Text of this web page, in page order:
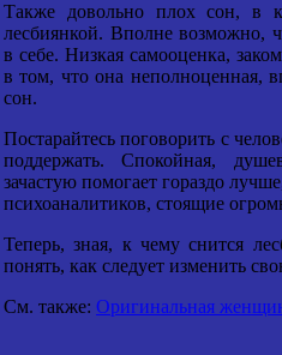
Также довольно плох сон, в
лесбиянкой. Вполне возможно,
в себе. Низкая самооценка,
в том, что она неполноценная,
сон.
Постарайтесь поговорить с
поддержать. Спокойная,
зачастую помогает гораздо
психоаналитиков, стоящие
Теперь, зная, к чему снится
понять, как следует изменить
См. также: Оригинальная